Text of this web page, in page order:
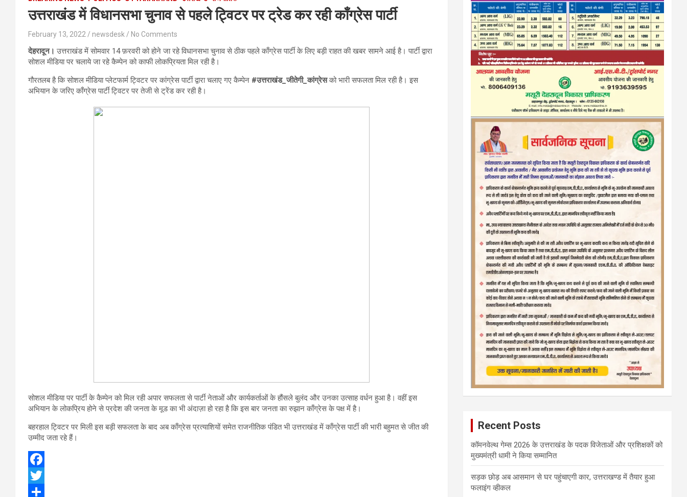
उत्तराखंड में विधानसभा चुनाव से पहले ट्विटर पर ट्रेड कर रही काँग्रेस पार्टी
February 13, 2022 newsdesk No Comments
देहरादून। उत्तराखंड में सोमवार 14 फ़रवरी को होने जा रहे विधानसभा चुनाव से ठीक पहले काँग्रेस पार्टी के लिए बड़ी राहत की खबर सामने आई है। पार्टी द्वारा
सोशल मीडिया पर चलाये जा रहे कैम्पेन को काफी लोकप्रियता मिल रही है।
गौरतलब है कि सोशल मीडिया प्लेटफार्म ट्विटर पर कांग्रेस पार्टी द्वारा चलाए गए कैम्पेन #उत्तराखंड_जीतेगी_कांग्रेसको भारी सफलता मिल रही है। इस
अभियान के जरिए काँग्रेस पार्टी ट्विटर पर तेजी से ट्रेंड कर रही है।
सोशल मीडिया पर पार्टी के कैम्पेन को मिल रही अपार सफलता से पार्टी नेताओं और कार्यकर्ताओं के हौंसले बुलंद और उनका उत्साह वर्धन हुआ है। वहीं इस
अभियान के लोकप्रिय होने से प्रदेश की जनता के मूड का भी अंदाज़ा हो रहा है कि इस बार जनता का रुझान काँग्रेस के पक्ष में है।
बहरहाल ट्विटर पर मिली इस बड़ी सफलता के बाद अब काँग्रेस प्रत्याशियों समेत राजनीतिक पंडित भी उत्तराखंड में काँग्रेस पार्टी की भारी बहुमत से जीत की
उम्मीद जता रहे हैं।
F
aT
Recent Posts
कॉमनवेल्थ गेम्स 2026 के उत्तराखंड के पदक विजेताओं और प्रशिक्षकों को
मुख्यमंत्री धामी ने किया सम्मानित
सड़क छोड़ अब आसमान से घर पहुंचाएगी कार, उत्तराखण्ड में तैयार हुआ
फलाइंग व्हीकल